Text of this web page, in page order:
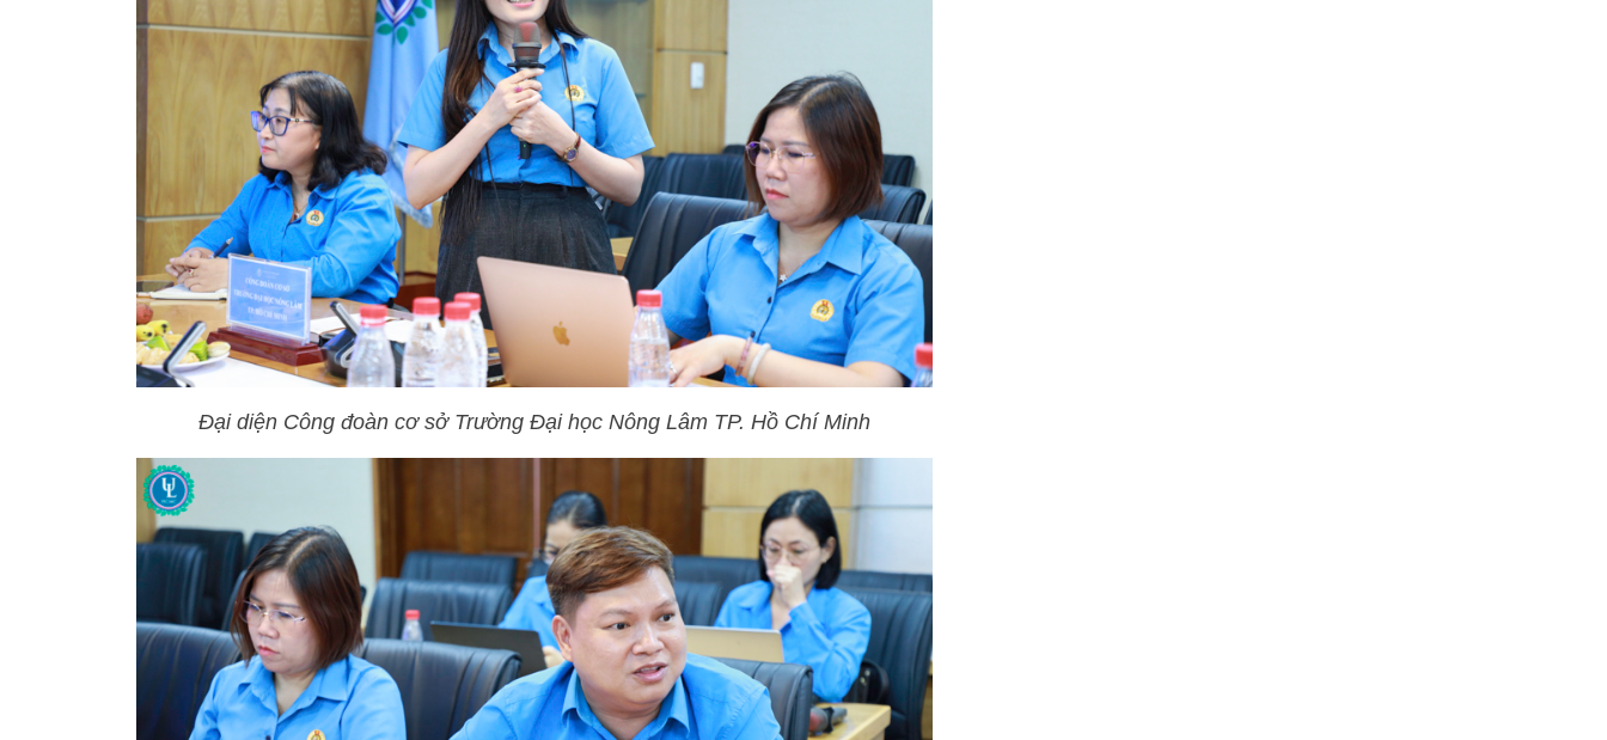
Đại diện Công đoàn cơ sở Trường Đại học Nông Lâm TP. Hồ Chí Minh